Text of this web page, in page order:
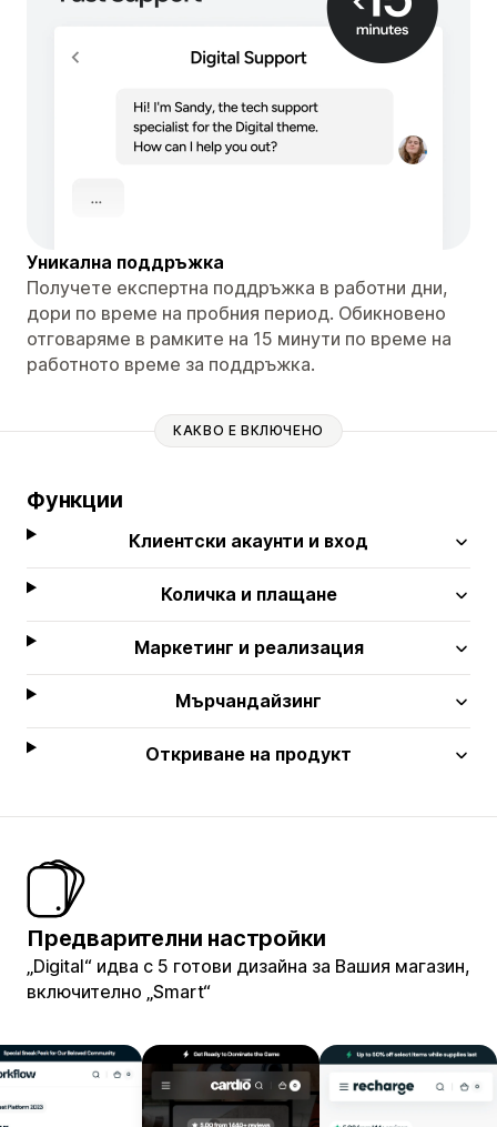
Уникална поддръжка
Получете експертна поддръжка в работни дни,
дори по време на пробния период. Обикновено
отговаряме в рамките на 15 минути по време на
работното време за поддръжка.
КАКВО Е ВКЛЮЧЕНО
Функции
Клиентски акаунти и вход
Количка и плащане
Маркетинг и реализация
Мърчандайзинг
Откриване на продукт
Предварителни настройки
„Digital“ идва с 5 готови дизайна за Вашия магазин,
включително „Smart“